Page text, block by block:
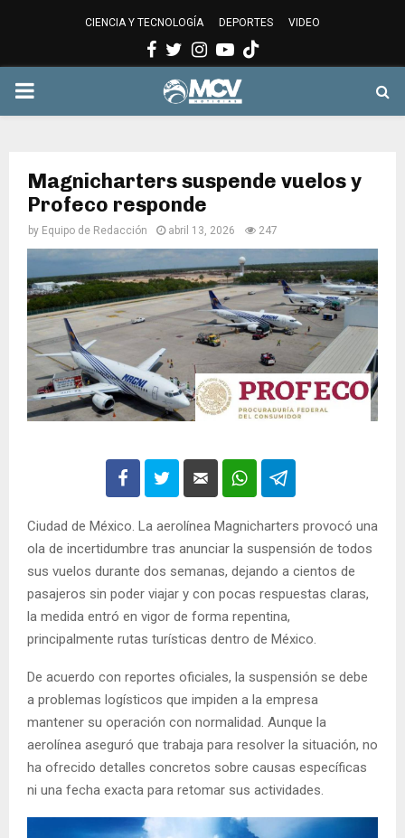
CIENCIA Y TECNOLOGÍA DEPORTES VIDEO
Facebook
Twitter
Instagram
Youtube
PRIMARY
Magnicharters suspende vuelos y
Profeco responde
by Equipo de Redacción abril 13, 2026 247
Ciudad de México. La aerolínea Magnicharters provocó una
ola de incertidumbre tras anunciar la suspensión de todos
sus vuelos durante dos semanas, dejando a cientos de
pasajeros sin poder viajar y con pocas respuestas claras,
la medida entró en vigor de forma repentina,
principalmente rutas turísticas dentro de México.
De acuerdo con reportes oficiales, la suspensión se debe
a problemas logísticos que impiden a la empresa
mantener su operación con normalidad. Aunque la
aerolínea aseguró que trabaja para resolver la situación, no
ha ofrecido detalles concretos sobre causas específicas
ni una fecha exacta para retomar sus actividades.